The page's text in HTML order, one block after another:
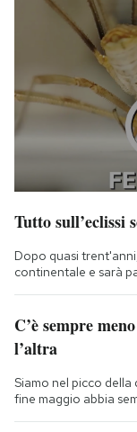
Tutto sull’eclissi
Dopo quasi
continentale e sarà
C’è sempre
l’altra
Siamo nel picco della
fine maggio abbia